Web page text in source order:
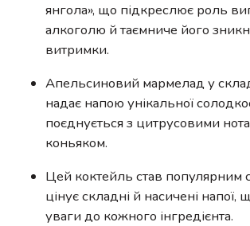
янгола», що підкреслює роль
алкоголю й таємниче його
витримки.
Апельсиновий мармелад у
надає напою унікальної
поєднується з цитрусовими
коньяком.
Цей коктейль став популярним
цінує складні й насичені напої,
уваги до кожного інгредієнта.